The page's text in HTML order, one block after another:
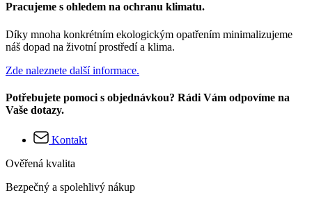
Pracujeme s ohledem na ochranu klimatu.
Díky mnoha konkrétním ekologickým opatřením minimalizujeme
náš dopad na životní prostředí a klima.
Zde naleznete další informace.
Potřebujete pomoci s objednávkou? Rádi Vám odpovíme na
Vaše dotazy.
Kontakt
Ověřená kvalita
Bezpečný a spolehlivý nákup